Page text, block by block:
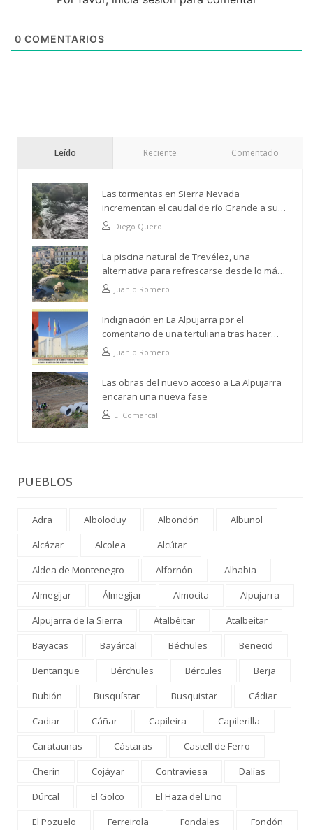
0 COMENTARIOS
Leído Reciente Comentado
Las tormentas en Sierra Nevada
incrementan el caudal de río Grande a su
paso por Trevélez
Diego Quero
La piscina natural de Trevélez, una
alternativa para refrescarse desde lo más
altoJuanjo Romero
Indignación en La Alpujarra por el
comentario de una tertuliana tras hacer
alusión al analfabetismo con la comarca
Juanjo Romero
Las obras del nuevo acceso a La Alpujarra
encaran una nueva fase
El Comarcal
PUEBLOS
Adra Alboloduy Albondón
Albuñol
Alcázar
Alcolea
Alcútar
Aldea de Montenegro
Alfornón
Alhabia
Almegíjar
Álmegíjar Almocita
Alpujarra
Alpujarra de la Sierra
Atalbéitar
Atalbeitar
Bayacas
Bayárcal Béchules
Benecid
Bentarique
Bérchules Bércules
Berja
Bubión
Busquístar Busquistar
Cádiar
Cadiar
Cáñar Capileira
Capilerilla
Carataunas
Cástaras
Castell de Ferro
Cherín
Cojáyar Contraviesa
Dalías
Dúrcal
El Golco
El Haza del Lino
El Pozuelo
Ferreirola Fondales
Fondón